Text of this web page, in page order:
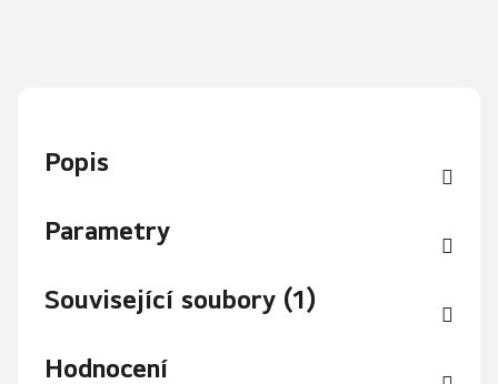
Popis
Parametry
Související soubory (1)
Hodnocení